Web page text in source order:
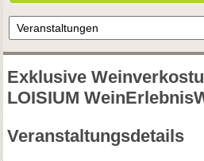
Exklusive
LOISIUM
Veranstaltungsdetails